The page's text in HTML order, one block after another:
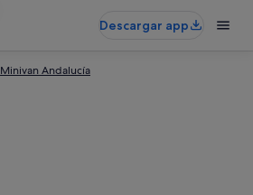
Descargar app
Minivan Andalucía